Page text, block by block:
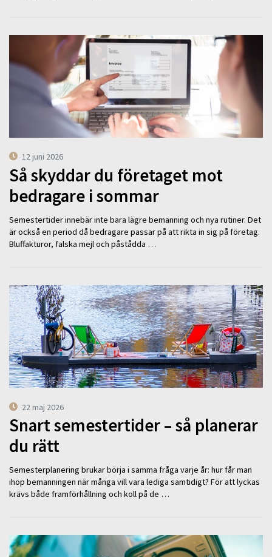
12 juni 2026
Så skyddar du företaget mot
bedragare i sommar
Semestertider innebär inte bara lägre bemanning och nya rutiner. Det
är också en period då bedragare passar på att rikta in sig på företag.
Bluffakturor, falska mejl och påstådda …
22 maj 2026
Snart semestertider – så planerar
du rätt
Semesterplanering brukar börja i samma fråga varje år: hur får man
ihop bemanningen när många vill vara lediga samtidigt? För att lyckas
krävs både framförhållning och koll på de …